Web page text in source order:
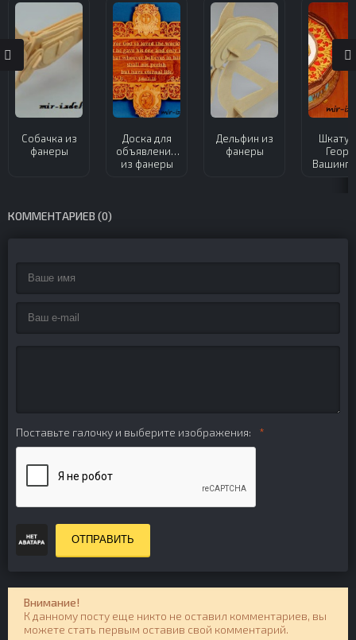
Собачка из
фанеры
Доска для
объявлений
из фанеры
Дельфин из
фанеры
из
КОММЕНТАРИЕВ (0)
Поставьте галочку и выберите изображения:
ОТПРАВИТЬ
Внимание!
К данному посту еще никто не оставил комментариев, вы
можете стать первым оставив свой комментарий.